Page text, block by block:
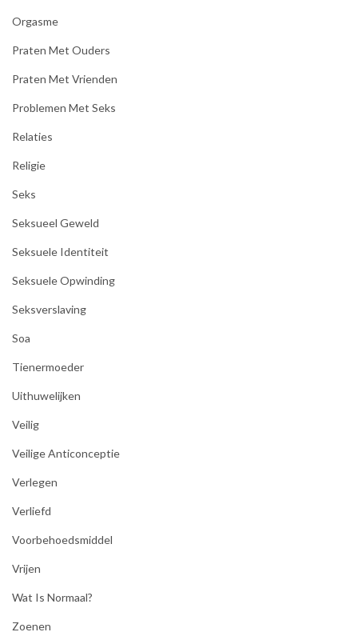
Orgasme
Praten Met Ouders
Praten Met Vrienden
Problemen Met Seks
Relaties
Religie
Seks
Seksueel Geweld
Seksuele Identiteit
Seksuele Opwinding
Seksverslaving
Soa
Tienermoeder
Uithuwelijken
Veilig
Veilige Anticonceptie
Verlegen
Verliefd
Voorbehoedsmiddel
Vrijen
Wat Is Normaal?
Zoenen